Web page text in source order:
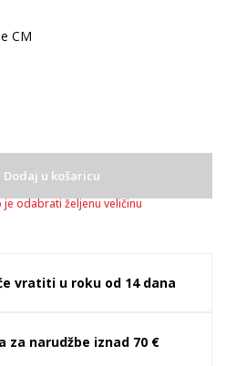
CM
Dodaj u košaricu
odabrati željenu veličinu
vratiti u roku od 14 dana
za narudžbe iznad 70 €